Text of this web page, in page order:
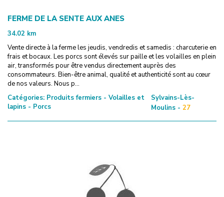
FERME DE LA SENTE AUX ANES
34.02 km
Vente directe à la ferme les jeudis, vendredis et samedis : charcuterie en
frais et bocaux. Les porcs sont élevés sur paille et les volailles en plein
air, transformés pour être vendus directement auprès des
consommateurs. Bien-être animal, qualité et authenticité sont au cœur
de nos valeurs. Nous p...
Catégories: Produits fermiers - Volailles et
lapins - Porcs
Sylvains-Lès-
Moulins - 27